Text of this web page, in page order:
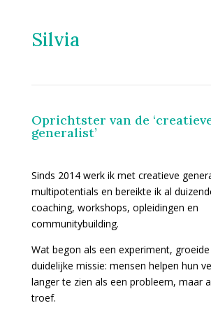
Silvia
Oprichtster van de
generalist’
Sinds 2014 werk ik met creatieve
multipotentials en bereikte ik al
coaching, workshops, opleidingen en
communitybuilding.
Wat begon als een experiment,
duidelijke missie: mensen helpen hun
langer te zien als een probleem, maar
troef.